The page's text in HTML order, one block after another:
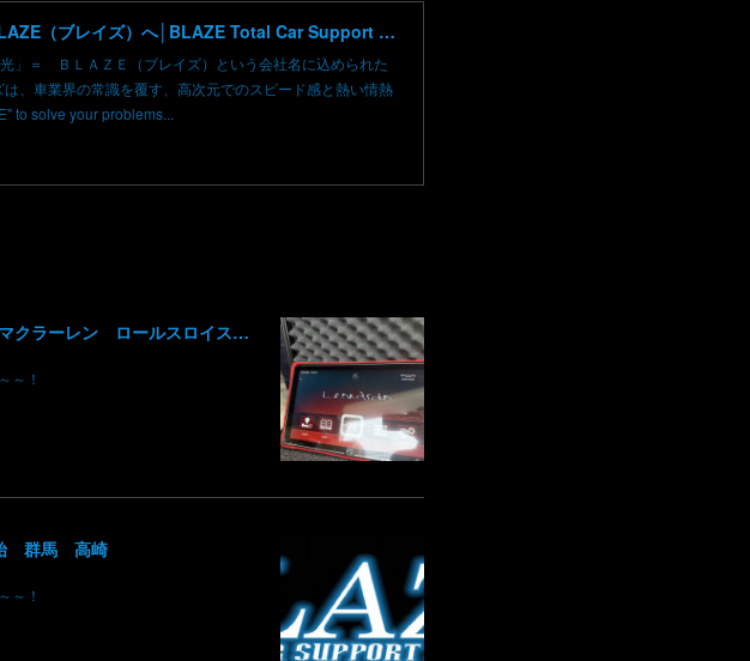
高崎で輸入車修理 中古車売買 コーディングならBLAZE（ブレイズ）へ│BLAZE Total Car Support & Modify in Takasaki Gunma
」＝ ＢＬＡＺＥ（ブレイズ）という会社名に込められた
、車業界の常識を覆す、高次元でのスピード感と熱い情熱
to solve your problems...
レオナルド Leonardo 専用診断機 フェラーリ ランボルギーニ マクラーレン ロールスロイス アストンマーチン ベントレー マセラッティ 関東 北関東 群馬 高崎
～！
始 群馬 高崎
～！